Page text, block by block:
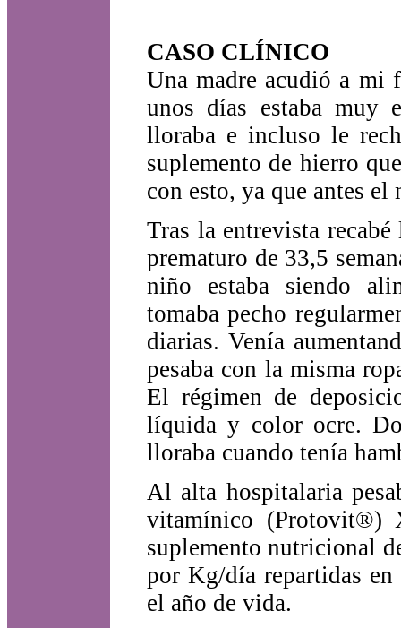
CASO CLÍNICO
Una madre acudió a mi
unos días estaba muy
lloraba e incluso le
suplemento de hierro
con esto, ya que antes el
Tras la entrevista
prematuro de 33,5
niño estaba siendo
tomaba pecho
diarias. Venía
pesaba con la misma
El régimen de
líquida y color ocre.
lloraba cuando tenía
Al alta hospitalaria
vitamínico
suplemento nutricional
por Kg/día repartidas en
el año de vida.